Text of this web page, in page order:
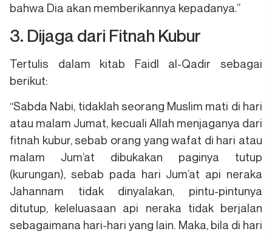
bahwa Dia akan memberikannya kepadanya.”
3. Dijaga dari Fitnah Kubur
Tertulis dalam kitab Faidl al-Qadir sebagai
berikut:
“Sabda Nabi, tidaklah seorang Muslim mati di hari
atau malam Jumat, kecuali Allah menjaganya dari
fitnah kubur, sebab orang yang wafat di hari atau
malam Jum’at dibukakan paginya tutup
(kurungan), sebab pada hari Jum’at api neraka
Jahannam tidak dinyalakan, pintu-pintunya
ditutup, keleluasaan api neraka tidak berjalan
sebagaimana hari-hari yang lain. Maka, bila di hari